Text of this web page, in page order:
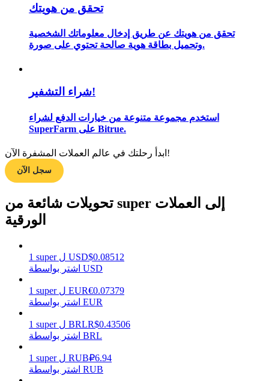
استراتيجيات التداول
خنزير الطاقة
تحقق من هويتك
تحقق من هويتك عن طريق إدخال معلوماتك الشخصية
وتحميل بطاقة هوية صالحة تحتوي على صورة.
شراء التشفير!
استخدم مجموعة متنوعة من خيارات الدفع لشراء
SuperFarm على Bitrue.
ابدأ رحلتك في عالم العملات المشفرة الآن!
سجل الآن
تحويلات شائعة من super إلى العملات
الورقية
1 super ل USD$0.08512
اشتر بواسطة USD
1 super ل EUR€0.07379
اشتر بواسطة EUR
1 super ل BRLR$0.43506
اشتر بواسطة BRL
1 super ل RUB₽6.94
اشتر بواسطة RUB